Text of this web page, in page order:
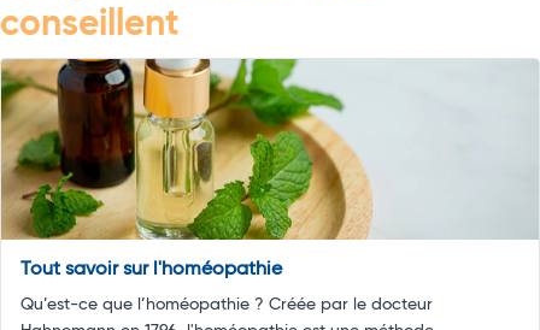
conseillent
Tout savoir sur l'homéopathie
Qu’est-ce que l’homéopathie ? Créée par le docteur